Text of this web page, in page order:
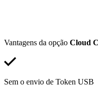
Vantagens da opção Cloud
Sem o envio de Token USB